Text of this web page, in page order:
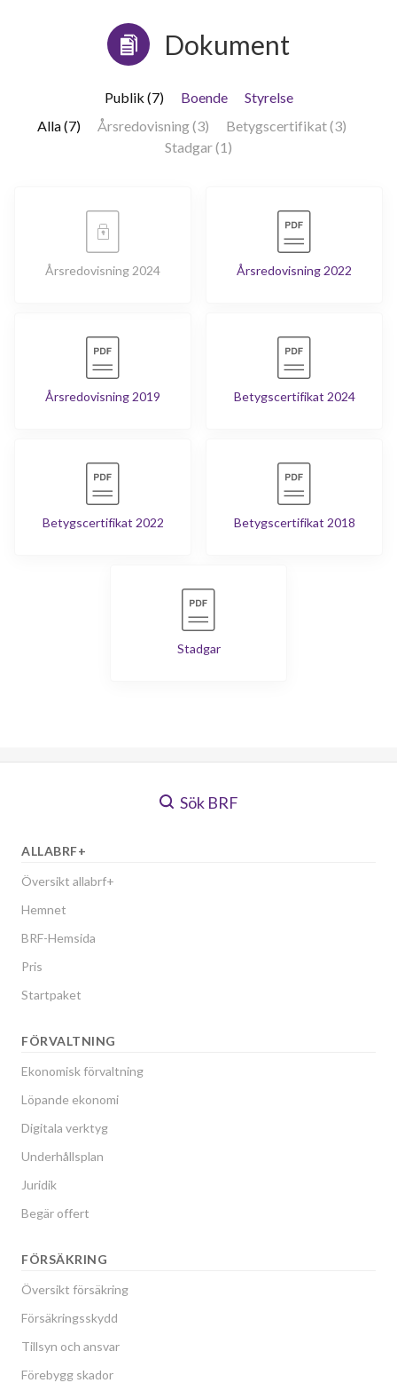
Dokument
Publik (7) Boende
Styrelse
Alla (7)
Årsredovisning (3)
Betygscertifikat (3)
Stadgar (1)
Årsredovisning 2024 Årsredovisning 2022
Årsredovisning 2019 Betygscertifikat 2024
Betygscertifikat 2022 Betygscertifikat 2018
Stadgar
Sök BRF
ALLABRF+
Översikt allabrf+
Hemnet
BRF-Hemsida
Pris
Startpaket
FÖRVALTNING
Ekonomisk förvaltning
Löpande ekonomi
Digitala verktyg
Underhållsplan
Juridik
Begär offert
FÖRSÄKRING
Översikt försäkring
Försäkringsskydd
Tillsyn och ansvar
Förebygg skador